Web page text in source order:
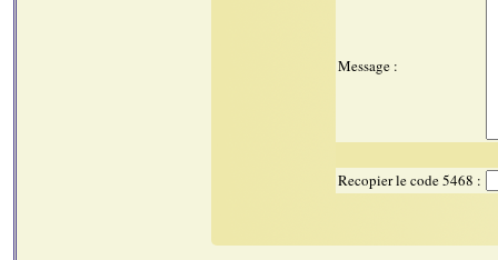
Message :
Recopier le code 5468 :